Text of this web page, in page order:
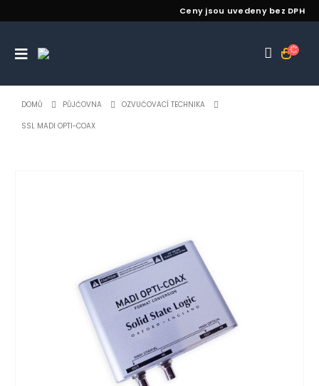
Ceny jsou uvedeny bez DPH
DOMŮ PŮJČOVNA OZVUČOVACÍ TECHNIKA
SSL MADI OPTI-COAX